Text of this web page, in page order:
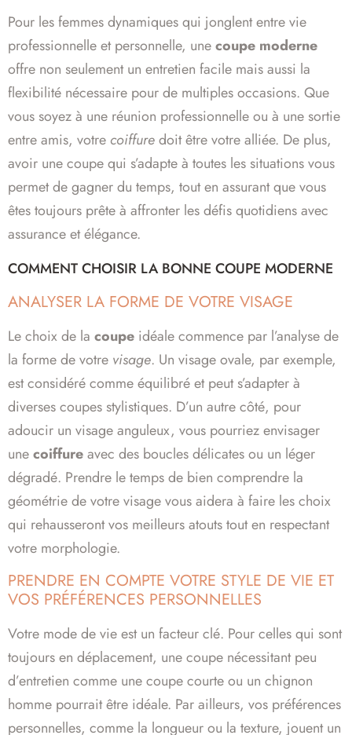
Pour les femmes dynamiques qui jonglent entre vie
professionnelle et personnelle, unecoupe moderne
offre non seulement un entretien facile mais aussi la
flexibilité nécessaire pour de multiples occasions. Que
vous soyez à une réunion professionnelle ou à une sortie
entre amis, votre coiffuredoit être votre alliée. De plus,
avoir une coupe qui s’adapte à toutes les situations vous
permet de gagner du temps, tout en assurant que vous
êtes toujours prête à affronter les défis quotidiens avec
assurance et élégance.
COMMENT CHOISIR LA BONNE COUPE MODERNE
ANALYSER LA FORME DE VOTRE VISAGE
Le choix de la coupe idéale commence par l’analyse de
la forme de votre visage. Un visage ovale, par exemple,
est considéré comme équilibré et peut s’adapter à
diverses coupes stylistiques. D’un autre côté, pour
adoucir un visage anguleux, vous pourriez envisager
unecoiffureavec des boucles délicates ou un léger
dégradé. Prendre le temps de bien comprendre la
géométrie de votre visage vous aidera à faire les choix
qui rehausseront vos meilleurs atouts tout en respectant
votre morphologie.
PRENDRE EN COMPTE VOTRE STYLE DE VIE ET
VOS PRÉFÉRENCES PERSONNELLES
Votre mode de vie est un facteur clé. Pour celles qui sont
toujours en déplacement, une coupe nécessitant peu
d’entretien comme une coupe courte ou un chignon
homme pourrait être idéale. Par ailleurs, vos préférences
personnelles, comme la longueur ou la texture, jouent un